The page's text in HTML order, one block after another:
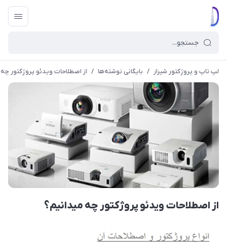
لپ تاپ و پروژکتور شیراز / بایگانی نوشته‌ها / از اصطلاحات ویدئو پروژکتور
از اصطلاحات ویدئو پروژکتور چه میدانیم؟